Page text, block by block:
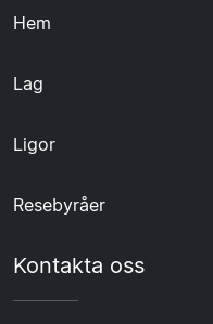
Hem
Lag
Ligor
Resebyråer
Kontakta oss